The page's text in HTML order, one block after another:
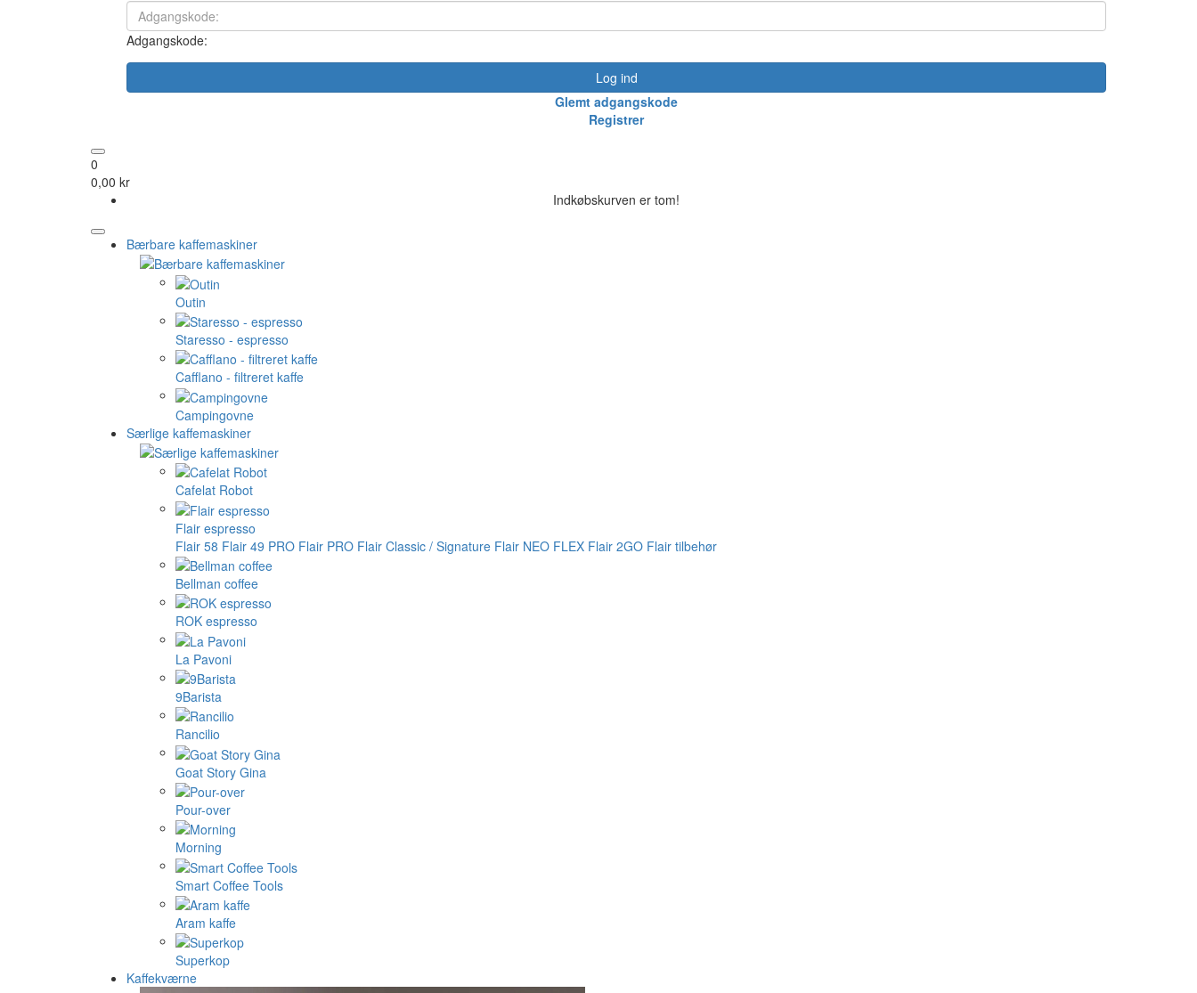
Adgangskode:
Log ind
Glemt adgangskode
Registrer
0
0,00 kr
Indkøbskurven er tom!
Bærbare kaffemaskiner
Outin
Staresso - espresso
Cafflano - filtreret kaffe
Campingovne
Særlige kaffemaskiner
Cafelat Robot
Flair espresso
Flair 58 Flair 49 PRO Flair PRO Flair Classic / Signature Flair NEO FLEX Flair 2GO Flair tilbehør
Bellman coffee
ROK espresso
La Pavoni
9Barista
Rancilio
Goat Story Gina
Pour-over
Morning
Smart Coffee Tools
Aram kaffe
Superkop
Kaffekværne